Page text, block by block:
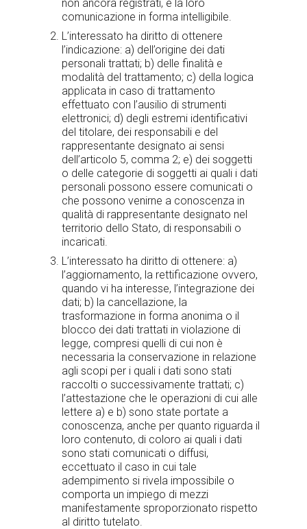
non ancora registrati, e la loro
comunicazione in forma intelligibile.
L’interessato ha diritto di ottenere
l’indicazione: a) dell’origine dei dati
personali trattati; b) delle finalità e
modalità del trattamento; c) della logica
applicata in caso di trattamento
effettuato con l’ausilio di strumenti
elettronici; d) degli estremi identificativi
del titolare, dei responsabili e del
rappresentante designato ai sensi
dell’articolo 5, comma 2; e) dei soggetti
o delle categorie di soggetti ai quali i dati
personali possono essere comunicati o
che possono venirne a conoscenza in
qualità di rappresentante designato nel
territorio dello Stato, di responsabili o
incaricati.
L’interessato ha diritto di ottenere: a)
l’aggiornamento, la rettificazione ovvero,
quando vi ha interesse, l’integrazione dei
dati; b) la cancellazione, la
trasformazione in forma anonima o il
blocco dei dati trattati in violazione di
legge, compresi quelli di cui non è
necessaria la conservazione in relazione
agli scopi per i quali i dati sono stati
raccolti o successivamente trattati; c)
l’attestazione che le operazioni di cui alle
lettere a) e b) sono state portate a
conoscenza, anche per quanto riguarda il
loro contenuto, di coloro ai quali i dati
sono stati comunicati o diffusi,
eccettuato il caso in cui tale
adempimento si rivela impossibile o
comporta un impiego di mezzi
manifestamente sproporzionato rispetto
al diritto tutelato.